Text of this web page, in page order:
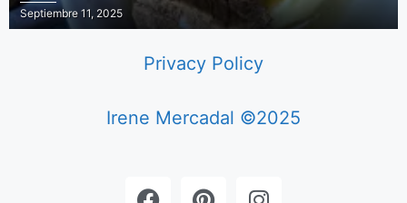
Septiembre 11, 2025
Privacy Policy
Irene Mercadal ©2025